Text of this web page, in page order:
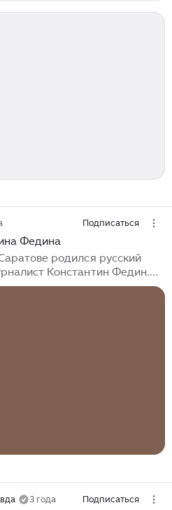
Подписаться
Федина
родился русский
Константин Федин.
писчебумажного
3 года Подписаться